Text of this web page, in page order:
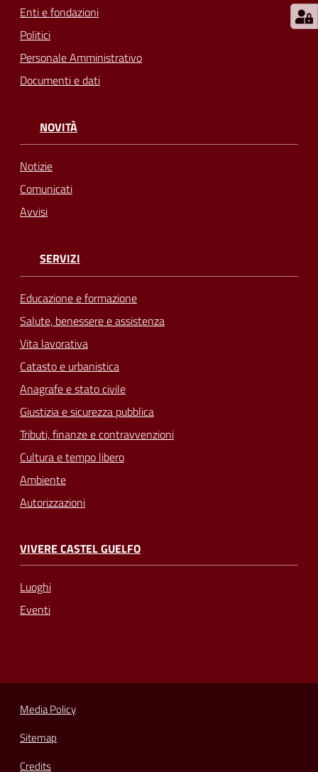
Enti e fondazioni
Politici
Personale Amministrativo
Documenti e dati
NOVITÀ
Notizie
Comunicati
Avvisi
SERVIZI
Educazione e formazione
Salute, benessere e assistenza
Vita lavorativa
Catasto e urbanistica
Anagrafe e stato civile
Giustizia e sicurezza pubblica
Tributi, finanze e contravvenzioni
Cultura e tempo libero
Ambiente
Autorizzazioni
VIVERE CASTEL GUELFO
Luoghi
Eventi
Media Policy
Sitemap
Credits